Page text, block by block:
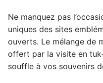
Ne manquez pas
uniques des sites
ouverts. Le mélange de
offert par la visite en
souffle à vos souvenirs